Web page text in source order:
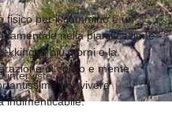
interviste
fisico per il cammino è un
nella pianificazione
di più giorni e la
di corpo e mente
per vivere
indimenticabile.